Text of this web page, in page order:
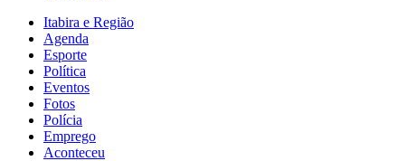
Itabira e Região
Agenda
Esporte
Política
Eventos
Fotos
Polícia
Emprego
Aconteceu